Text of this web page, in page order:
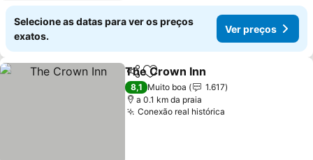
Selecione as datas para ver os preços
exatos.
Ver preços
PartilharAdicionar aos favoritos
The Crown Inn
8,1 Muito boa
1.617
a 0.1 km da praia
Conexão real histórica